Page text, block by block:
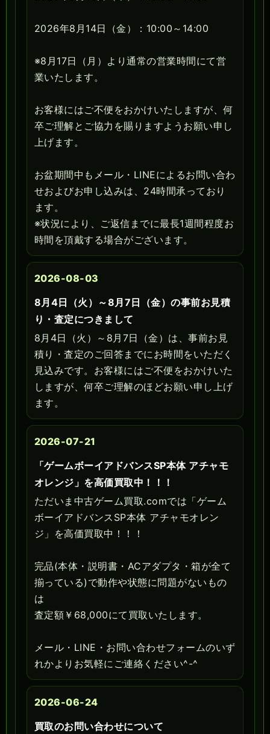
2026年8月14日（金）：10:00～14:00
※8月17日（月）より通常の営業時間にて営
業いたします。
お客様にはご不便をおかけいたしますが、何
卒ご理解とご協力を賜りますようお願い申し
上げます。
お盆期間中もメール・LINEによるお問い合わ
せおよびお申し込みは、24時間承っており
ます。
※状況により、ご返信までに最長1週間程度お
時間を頂戴する場合がございます。
2026-08-03
8月4日（火）～8月7日（金）の事前お見積
り・査定につきまして
8月4日（火）～8月7日（金）は、事前お見
積り・査定のご回答までにお時間をいただく
見込みです。お客様にはご不便をおかけいた
しますが、何卒ご理解のほどお願い申し上げ
ます。
2026-07-21
「ゲームボーイアドバンスSP本体 アチャモ
オレンジ」を高価買取中！！！
ただいま中古ゲーム買取.comでは「ゲーム
ボーイアドバンスSP本体 アチャモオレン
ジ」を高価買取中！！！
完品(本体・説明書・ACアダプタ・箱が全て
揃っている)で動作や状態に問題がないもの
は
査定額￥68,000にて買取いたします。
メール・LINE・お問い合わせフォームのいず
れかよりお気軽にご連絡ください^-^
2026-06-24
買取のお問い合わせについて